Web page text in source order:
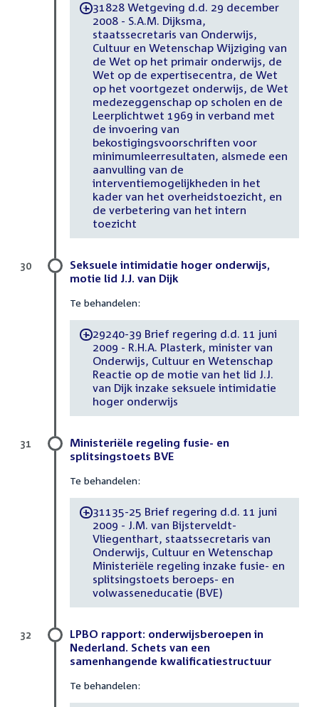
-31828 Wetgeving d.d. 29 december
2008 - S.A.M. Dijksma,
staatssecretaris van Onderwijs,
Cultuur en Wetenschap Wijziging van
de Wet op het primair onderwijs, de
Wet op de expertisecentra, de Wet
op het voortgezet onderwijs, de Wet
medezeggenschap op scholen en de
Leerplichtwet 1969 in verband met
de invoering van
bekostigingsvoorschriften voor
minimumleerresultaten, alsmede een
aanvulling van de
interventiemogelijkheden in het
kader van het overheidstoezicht, en
de verbetering van het intern
toezicht
Seksuele intimidatie hoger onderwijs,
motie lid J.J. van Dijk
Te behandelen:
-29240-39 Brief regering d.d. 11 juni
2009 - R.H.A. Plasterk, minister van
Onderwijs, Cultuur en Wetenschap
Reactie op de motie van het lid J.J.
van Dijk inzake seksuele intimidatie
hoger onderwijs
30
Ministeriële regeling fusie- en
splitsingstoets BVE
Te behandelen:
-31135-25 Brief regering d.d. 11 juni
2009 - J.M. van Bijsterveldt-
Vliegenthart, staatssecretaris van
Onderwijs, Cultuur en Wetenschap
Ministeriële regeling inzake fusie- en
splitsingstoets beroeps- en
volwasseneducatie (BVE)
31
LPBO rapport: onderwijsberoepen in
Nederland. Schets van een
samenhangende kwalificatiestructuur
Te behandelen:
32